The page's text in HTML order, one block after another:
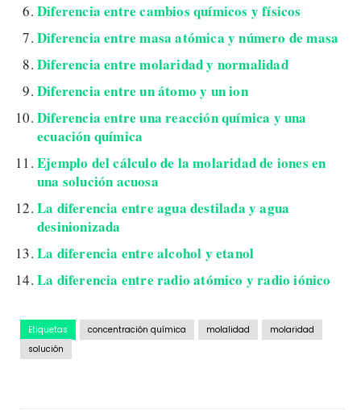
Diferencia entre cambios químicos y físicos
Diferencia entre masa atómica y número de masa
Diferencia entre molaridad y normalidad
Diferencia entre un átomo y un ion
Diferencia entre una reacción química y una
ecuación química
Ejemplo del cálculo de la molaridad de iones en
una solución acuosa
La diferencia entre agua destilada y agua
desinionizada
La diferencia entre alcohol y etanol
La diferencia entre radio atómico y radio iónico
Etiquetas concentración química molalidad
molaridad
solución